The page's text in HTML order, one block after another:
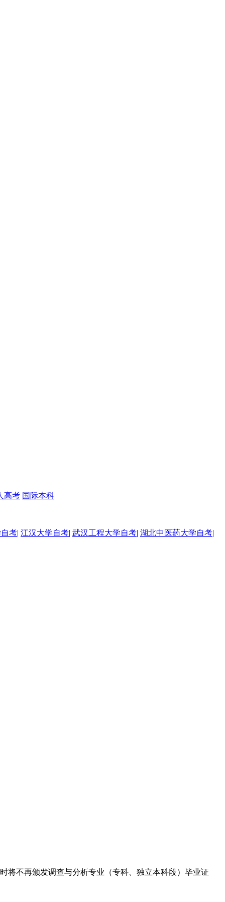
高考 国际本科
考| 江汉大学自考| 武汉工程大学自考| 湖北中医药大学自考|
将不再颁发调查与分析专业（专科、独立本科段）毕业证